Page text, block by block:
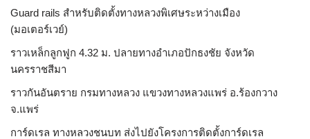
Guard rails สำหรับติดตั้งทางหลวงพิเศษระหว่างเมือง
(มอเตอร์เวย์)
ราวเหล็กลูกฟูก 4.32 ม. ปลายทางอำเภอปักธงชัย จังหวัด
นครราชสีมา
ราวกันอันตราย กรมทางหลวง แขวงทางหลวงแพร่ อ.ร้องกวาง
จ.แพร่
การ์ดเรล ทางหลวงชนบท ส่งไปยังโครงการติดตั้งการ์ดเรล